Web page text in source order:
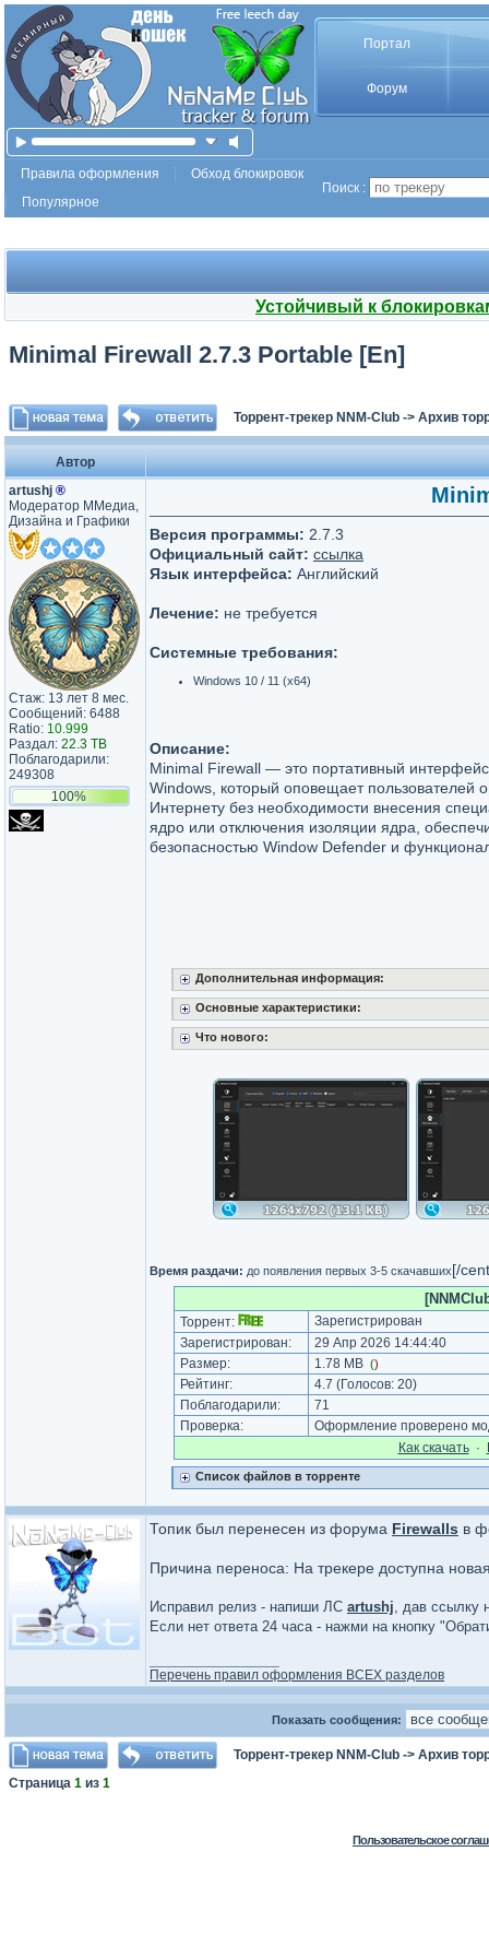
Портал
Форум
Правила оформления
Обход блокировок
Популярное
Поиск :
Устойчивый к
Minimal Firewall 2.7.3 Portable [En]
Торрент-трекер NNM-Club -> Архив
Автор
artushj ®
Модератор ММедиа,
Дизайна и Графики
Стаж: 13 лет 8 мес.
Сообщений: 6488
Ratio: 10.999
Раздал: 22.3 TB
Поблагодарили:
249308
100%
Версия программы: 2.7.3
Официальный сайт: ссылка
Язык интерфейса: Английский
Лечение: не требуется
Системные требования:
Windows 10 / 11 (x64)
Описание:
Minimal Firewall — это портативный
Windows, который оповещает пользователей
Интернету без необходимости внесения
ядро ​​или отключения изоляции ядра,
безопасностью Window Defender и
Дополнительная информация:
Основные характеристики:
Что нового:
Время раздачи: до появления первых 3-5 скачавших[/
Торрент:
Зарегистрирован
Зарегистрирован:
29 Апр 2026 14:44:40
Размер:
1.78 MB ()
Рейтинг: 4.7 (Голосов: 20)
Поблагодарили:
71
Проверка:
Оформление проверено
Как cкачать·
Список файлов в торренте
Топик был перенесен из форума Firewalls в
Причина переноса: На трекере доступна
Исправил релиз - напиши ЛС artushj, дав ссылку
Если нет ответа 24 часа - нажми на кнопку
Перечень правил оформления ВСЕХ разделов
Показать сообщения:
Торрент-трекер NNM-Club -> Архив
Страница 1 из 1
Пользовательское